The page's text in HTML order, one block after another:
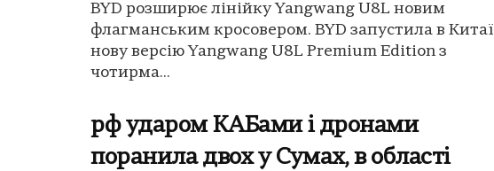
BYD розширює лінійку Yangwang U8L новим
флагманським кросовером. BYD запустила в Китаї
нову версію Yangwang U8L Premium Edition з
чотирма...
рф ударом КАБами і дронами
поранила двох у Сумах, в області